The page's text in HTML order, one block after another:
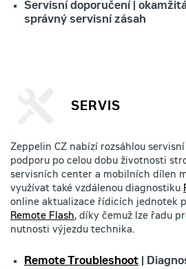
Servisní doporučení |
správný servisní zásah
SERVIS
Zeppelin CZ nabízí rozsáhlou
podporu po celou dobu životnosti
servisních center a mobilních dílen
využívat také vzdálenou diagnostiku
online aktualizace řídicích jednotek
Remote Flash, díky čemuž lze řadu
nutnosti výjezdu technika.
Remote Troubleshoot |